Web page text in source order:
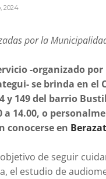
2024
por la
-organizado
se brinda en el
y 149 del barrio
a 14.00, o
conocerse en
de seguir
el estudio de